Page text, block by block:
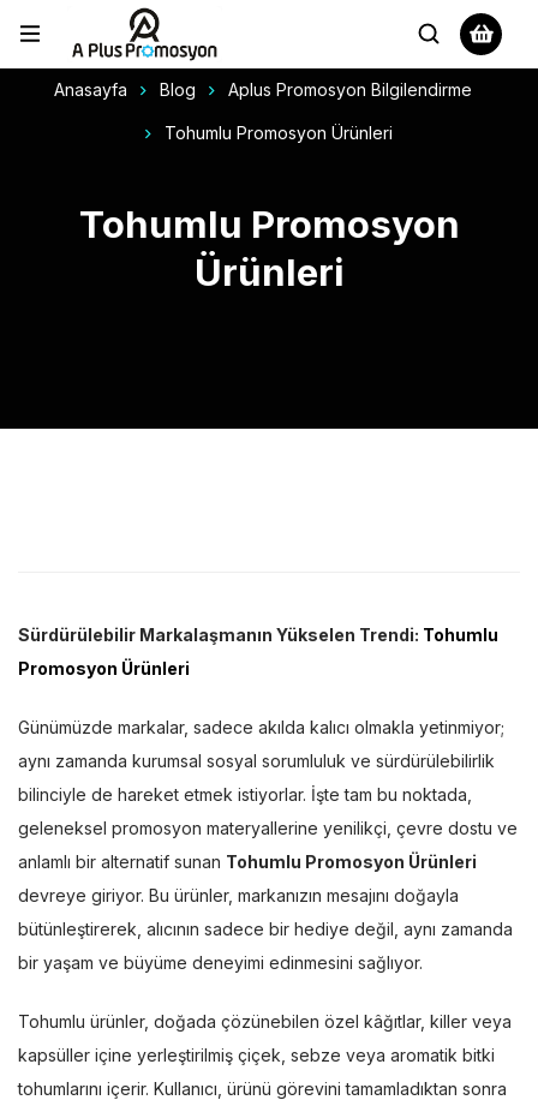
Anasayfa Blog Aplus Promosyon Bilgilendirme
Tohumlu Promosyon Ürünleri
Tohumlu Promosyon
Ürünleri
Sürdürülebilir Markalaşmanın Yükselen Trendi: Tohumlu
Promosyon Ürünleri
Günümüzde markalar, sadece akılda kalıcı olmakla yetinmiyor;
aynı zamanda kurumsal sosyal sorumluluk ve sürdürülebilirlik
bilinciyle de hareket etmek istiyorlar. İşte tam bu noktada,
geleneksel promosyon materyallerine yenilikçi, çevre dostu ve
anlamlı bir alternatif sunan Tohumlu Promosyon Ürünleri
devreye giriyor. Bu ürünler, markanızın mesajını doğayla
bütünleştirerek, alıcının sadece bir hediye değil, aynı zamanda
bir yaşam ve büyüme deneyimi edinmesini sağlıyor.
Tohumlu ürünler, doğada çözünebilen özel kâğıtlar, killer veya
kapsüller içine yerleştirilmiş çiçek, sebze veya aromatik bitki
tohumlarını içerir. Kullanıcı, ürünü görevini tamamladıktan sonra